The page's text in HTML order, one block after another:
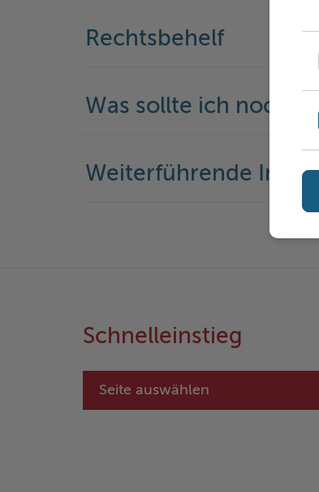
Rechtsbehelf
Was sollte ich noch
Weiterführende
Schnelleinstieg
Seite auswählen